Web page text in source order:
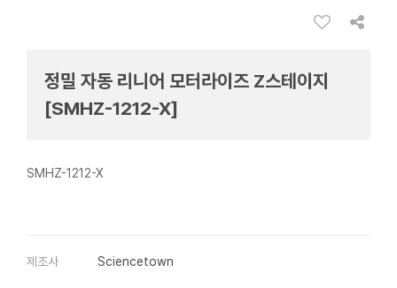
정밀 자동 리니어 모터라이즈 Z스테이지
[SMHZ-1212-X]
SMHZ-1212-X
제조사 Sciencetown